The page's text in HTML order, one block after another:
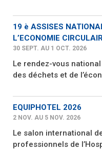
19 è ASSISES
L’ECONOMIE
30 SEPT. AU 1 OCT. 2026
Le rendez-vous
des déchets et de
EQUIPHOTEL 2026
2 NOV. AU 5 NOV. 2026
Le salon international
professionnels de